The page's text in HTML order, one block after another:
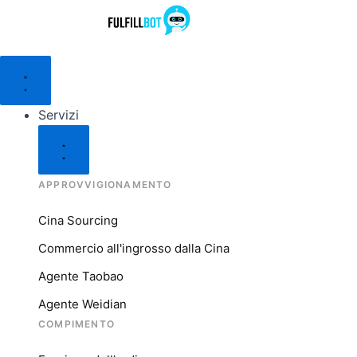
Servizi
APPROVVIGIONAMENTO
Cina Sourcing
Commercio all'ingrosso dalla Cina
Agente Taobao
Agente Weidian
COMPIMENTO